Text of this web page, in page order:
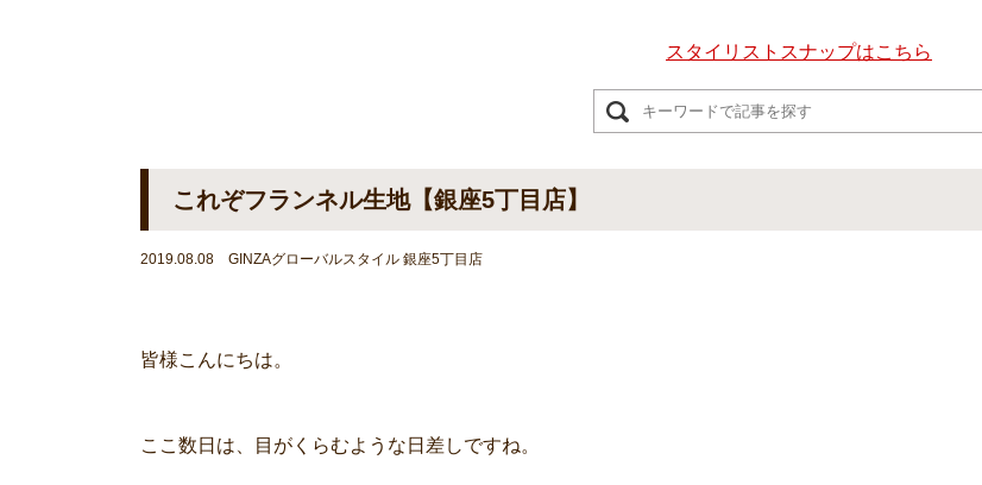
スタイリストスナップはこちら
これぞフランネル生地【銀座5丁目店】
2019.08.08 GINZAグローバルスタイル 銀座5丁目店
皆様こんにちは。
ここ数日は、目がくらむような日差しですね。